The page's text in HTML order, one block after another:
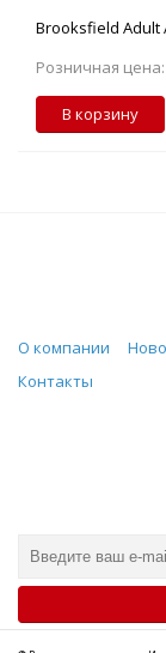
Brooksfield Adult
Розничная цена:
В корзину
О компании
Контакты